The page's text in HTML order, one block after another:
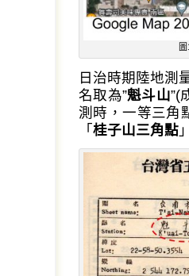
日治時期陸地測
名取為”魁斗山”(
測時，一等三角
「桂子山三角點